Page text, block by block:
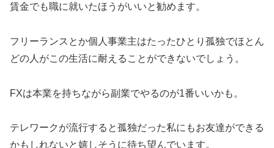
賃金でも職に就いたほうがいいと勧めます。
フリーランスとか個人事業主はたったひとり孤独でほとん
どの人がこの生活に耐えることができないでしょう。
FXは本業を持ちながら副業でやるのが1番いいかも。
テレワークが流行すると孤独だった私にもお友達ができる
かもしれないと嬉しそうに待ち望んでいます。